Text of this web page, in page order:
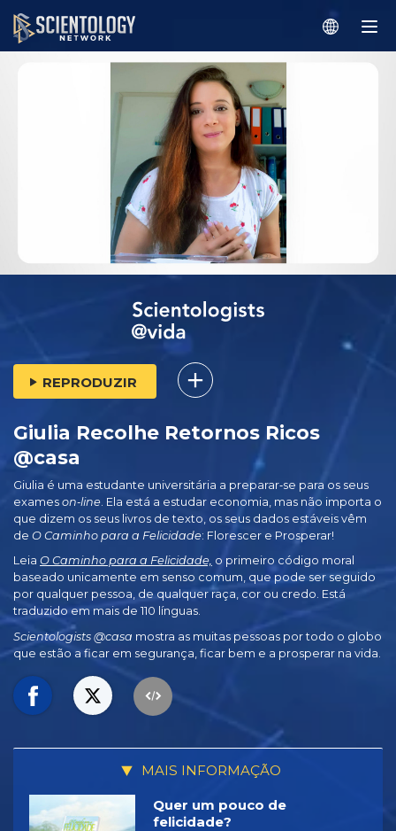
REPRODUZIR
Giulia Recolhe Retornos Ricos
@casa
Giulia é uma estudante universitária a preparar‑se para os seus
exames on‑line . Ela está a estudar economia, mas não importa o
que dizem os seus livros de texto, os seus dados estáveis vêm
de O Caminho para a Felicidade: Florescer e Prosperar!
Leia O Caminho para a Felicidade, o primeiro código moral
baseado unicamente em senso comum, que pode ser seguido
por qualquer pessoa, de qualquer raça, cor ou credo. Está
traduzido em mais de 110 línguas.
Scientologists @casa mostra as muitas pessoas por todo o globo
que estão a ficar em segurança, ficar bem e a prosperar na vida.
MAIS INFORMAÇÃO
Quer um pouco de
felicidade?